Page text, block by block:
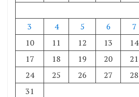
3
4 5 6 7
10
11 12 13 14
17
18 19 20 21
24
25 26 27 28
31